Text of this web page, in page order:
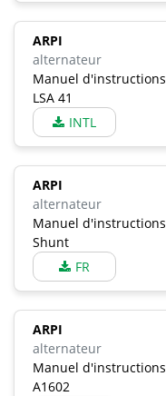
ARPI
alternateur
Manuel d'instructions
LSA 41
INTL
ARPI
alternateur
Manuel d'instructions
Shunt
FR
ARPI
alternateur
Manuel d'instructions
A1602